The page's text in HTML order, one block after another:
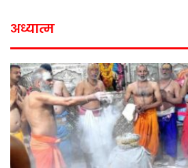
अध्यात्म